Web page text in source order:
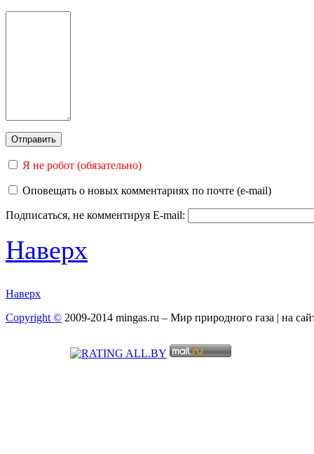
Я не робот (обязательно)
Оповещать о новых комментариях по почте (e-mail)
Подписаться, не комментируя E-mail:
Наверх
Наверх
Copyright © 2009-2014 mingas.ru – Мир природного газа | на